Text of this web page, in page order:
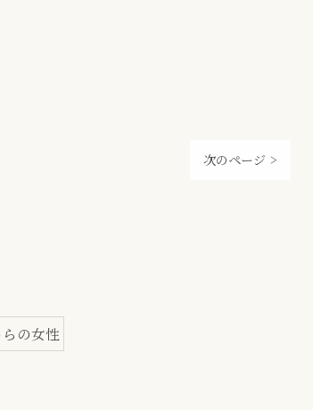
次のページ >
の女性